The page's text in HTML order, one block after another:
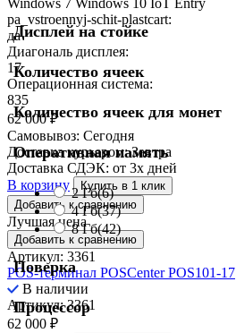
Дисплей на стойке
Количество ячеек
Количество ячеек для монет
Оперативная память
2 Гб(6)
4 Гб(37)
8 Гб(42)
Поверка
Процессор
Windows 7 Windows 10 IoT Entry
pa_vstroennyj-schit-plastcart:
да
Диагональ дисплея:
17
Операционная система:
835
62 000₽
Самовывоз: Сегодня
Доставка курьером:Завтра
Доставка СДЭК: от 3х дней
В корзину
Купить в 1 клик
Добавить к сравнению
Лучшая цена
Добавить к сравнению
Артикул: 3361
POS-терминал POSCenter POS101-17
В наличии
Артикул: 3361
62 000 ₽